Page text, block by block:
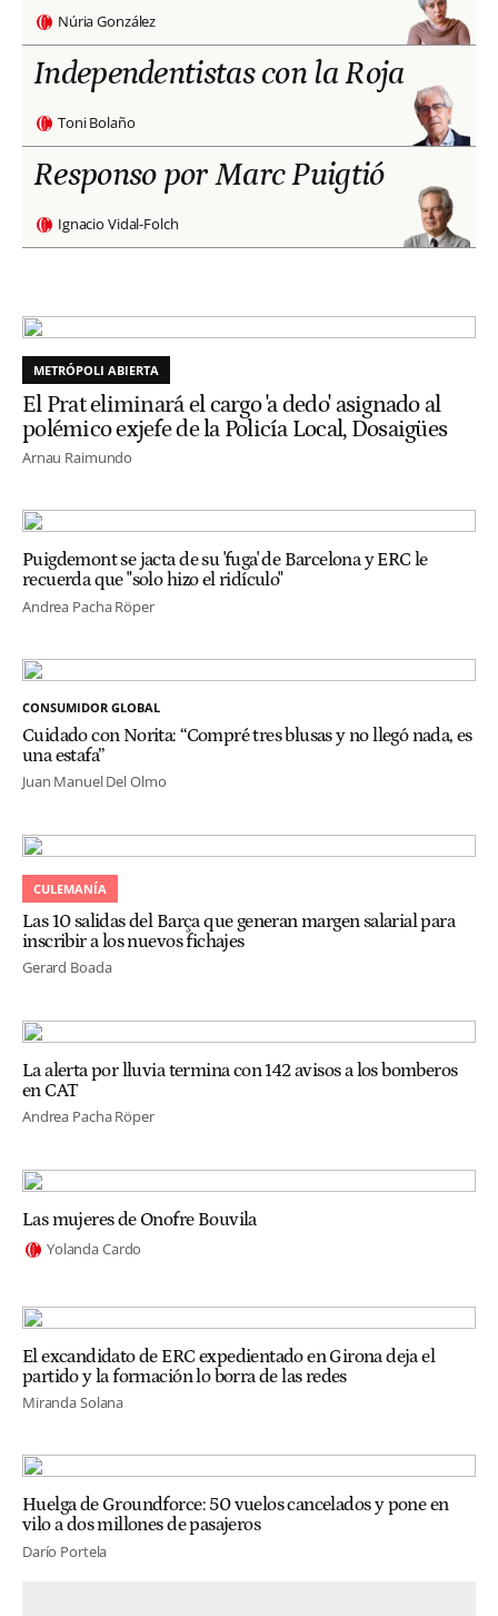
Núria González
Independentistas con la Roja
Toni Bolaño
Responso por Marc Puigtió
Ignacio Vidal-Folch
METRÓPOLI ABIERTA
El Prat eliminará el cargo 'a dedo' asignado al
polémico exjefe de la Policía Local, Dosaigües
Arnau Raimundo
Puigdemont se jacta de su 'fuga' de Barcelona y ERC le
recuerda que "solo hizo el ridículo"
Andrea Pacha Röper
CONSUMIDOR GLOBAL
Cuidado con Norita: “Compré tres blusas y no llegó nada, es
una estafa”
Juan Manuel Del Olmo
CULEMANÍA
Las 10 salidas del Barça que generan margen salarial para
inscribir a los nuevos fichajes
Gerard Boada
La alerta por lluvia termina con 142 avisos a los bomberos
en CAT
Andrea Pacha Röper
Las mujeres de Onofre Bouvila
Yolanda Cardo
El excandidato de ERC expedientado en Girona deja el
partido y la formación lo borra de las redes
Miranda Solana
Huelga de Groundforce: 50 vuelos cancelados y pone en
vilo a dos millones de pasajeros
Darío Portela